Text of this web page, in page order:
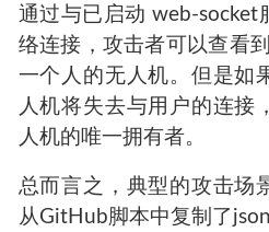
通过与已启动 web-socket
络连接，攻击者可以查看
一个人的无人机。但是如
人机将失去与用户的连接
人机的唯一拥有者。
总而言之，典型的攻击场
从GitHub脚本中复制了